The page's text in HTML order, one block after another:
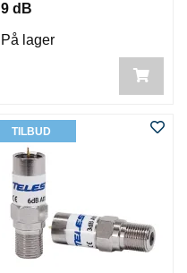
9 dB
På lager
TILBUD